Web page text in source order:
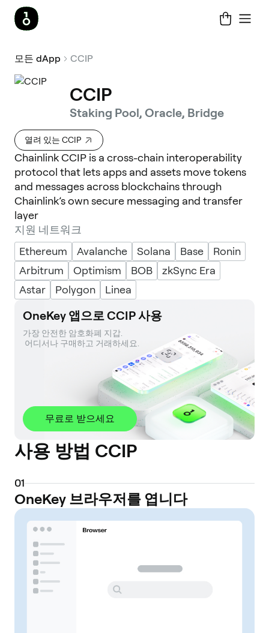
모든 dApp CCIP
CCIP
Staking Pool, Oracle, Bridge
열려 있는 CCIP
Chainlink CCIP is a cross-chain interoperability
protocol that lets apps and assets move tokens
and messages across blockchains through
Chainlink’s own secure messaging and transfer
layer
지원 네트워크
Ethereum
Avalanche Solana Base
Ronin
Arbitrum
Optimism BOB
zkSync Era
Astar
Polygon Linea
OneKey 앱으로 CCIP 사용
가장 안전한 암호화폐 지갑.
어디서나 구매하고 거래하세요.
무료로 받으세요
사용 방법 CCIP
01
OneKey 브라우저를 엽니다